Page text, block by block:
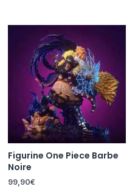
Figurine One Piece Barbe
Noire
99,90€